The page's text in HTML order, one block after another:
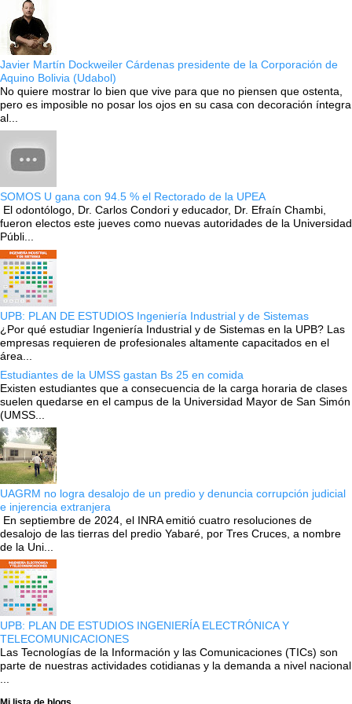
Javier Martín Dockweiler Cárdenas presidente de la Corporación de
Aquino Bolivia (Udabol)
No quiere mostrar lo bien que vive para que no piensen que ostenta,
pero es imposible no posar los ojos en su casa con decoración íntegra
al...
SOMOS U gana con 94.5 % el Rectorado de la UPEA
El odontólogo, Dr. Carlos Condori y educador, Dr. Efraín Chambi,
fueron electos este jueves como nuevas autoridades de la Universidad
Públi...
UPB: PLAN DE ESTUDIOS Ingeniería Industrial y de Sistemas
¿Por qué estudiar Ingeniería Industrial y de Sistemas en la UPB? Las
empresas requieren de profesionales altamente capacitados en el
área...
Estudiantes de la UMSS gastan Bs 25 en comida
Existen estudiantes que a consecuencia de la carga horaria de clases
suelen quedarse en el campus de la Universidad Mayor de San Simón
(UMSS...
UAGRM no logra desalojo de un predio y denuncia corrupción judicial
e injerencia extranjera
En septiembre de 2024, el INRA emitió cuatro resoluciones de
desalojo de las tierras del predio Yabaré, por Tres Cruces, a nombre
de la Uni...
UPB: PLAN DE ESTUDIOS INGENIERÍA ELECTRÓNICA Y
TELECOMUNICACIONES
Las Tecnologías de la Información y las Comunicaciones (TICs) son
parte de nuestras actividades cotidianas y la demanda a nivel nacional